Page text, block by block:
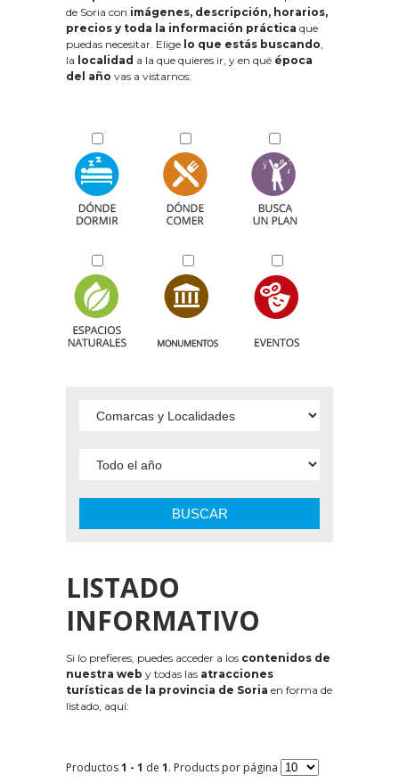
de Soria con imágenes, descripción, horarios,
precios y toda la información práctica que
puedas necesitar. Elige lo que estás buscando,
la localidad a la que quieres ir, y en qué época
del año vas a vistarnos:
BUSCAR
LISTADO
INFORMATIVO
Si lo prefieres, puedes acceder a los contenidos de
nuestra web y todas las atracciones
turísticas de la provincia de Soria en forma de
listado, aquí:
Productos1 - 1 de 1. Products por página